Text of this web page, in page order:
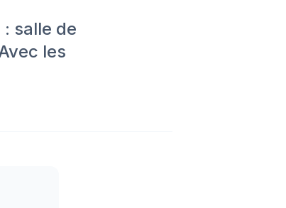
salle de
les